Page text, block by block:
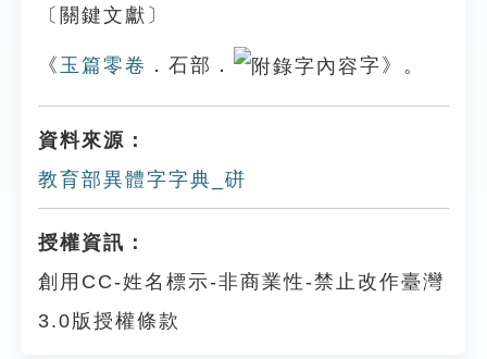
〔關鍵文獻〕
《 玉篇零卷 ．石部． 字》。
資料來源：
教育部異體字字典_硑
授權資訊：
創用CC-姓名標示-非商業性-禁止改作臺灣
3.0版授權條款